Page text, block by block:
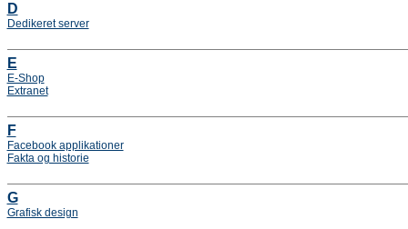
D
Dedikeret server
E
E-Shop
Extranet
F
Facebook applikationer
Fakta og historie
G
Grafisk design